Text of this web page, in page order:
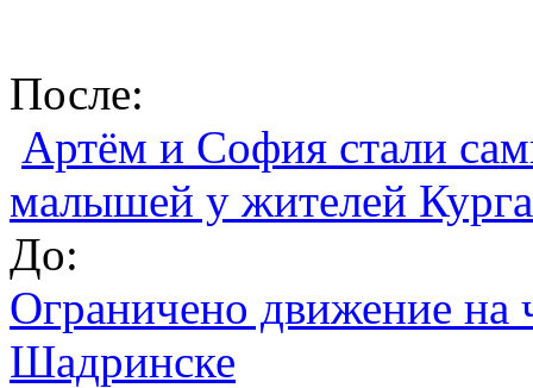
После:
Артём и София стали
малышей у жителей
До:
Ограничено движение
Шадринске